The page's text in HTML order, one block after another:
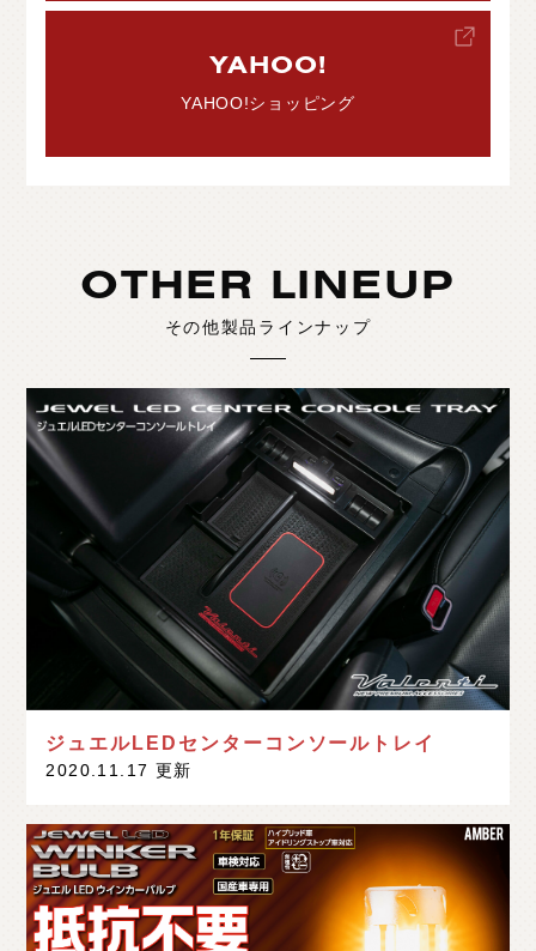
YAHOO!
YAHOO!ショッピング
OTHER LINEUP
その他製品ラインナップ
ジュエルLEDセンターコンソールトレイ
2020.11.17 更新